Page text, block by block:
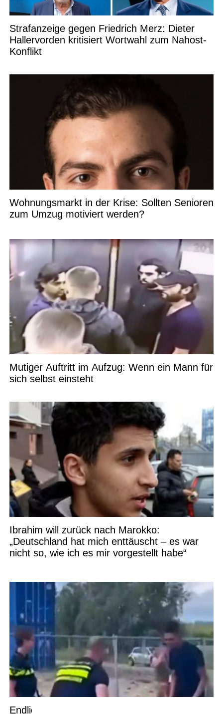
Strafanzeige gegen Friedrich Merz: Dieter
Hallervorden kritisiert Wortwahl zum Nahost-
Konflikt
Wohnungsmarkt in der Krise: Sollten Senioren
zum Umzug motiviert werden?
Mutiger Auftritt im Aufzug: Wenn ein Mann für
sich selbst einsteht
Ibrahim will zurück nach Marokko:
„Deutschland hat mich enttäuscht – es war
nicht so, wie ich es mir vorgestellt habe“
Endlich ein Polizist, der sich etwas traut